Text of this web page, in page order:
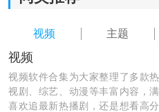
视频 主题
视频
视频软件合集为大家整理了多款
视剧、综艺、动漫等丰富内容，
喜欢追最新热播剧，还是想看高